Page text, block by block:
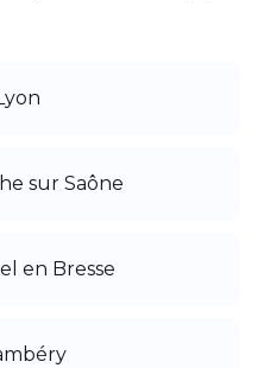
sur Saône
en Bresse